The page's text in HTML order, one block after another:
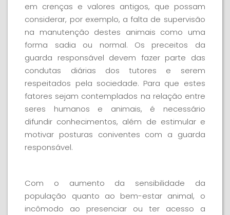
em crenças e valores antigos, que possam
considerar, por exemplo, a falta de supervisão
na manutenção destes animais como uma
forma sadia ou normal. Os preceitos da
guarda responsável devem fazer parte das
condutas diárias dos tutores e serem
respeitados pela sociedade. Para que estes
fatores sejam contemplados na relação entre
seres humanos e animais, é necessário
difundir conhecimentos, além de estimular e
motivar posturas coniventes com a guarda
responsável.
Com o aumento da sensibilidade da
população quanto ao bem-estar animal, o
incômodo ao presenciar ou ter acesso a